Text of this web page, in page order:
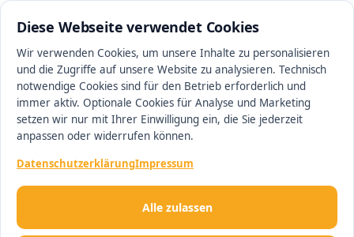
Diese Webseite verwendet Cookies
Wir verwenden Cookies, um unsere Inhalte zu personalisieren
und die Zugriffe auf unsere Website zu analysieren. Technisch
notwendige Cookies sind für den Betrieb erforderlich und
immer aktiv. Optionale Cookies für Analyse und Marketing
setzen wir nur mit Ihrer Einwilligung ein, die Sie jederzeit
anpassen oder widerrufen können.
DatenschutzerklärungImpressum
Alle zulassen